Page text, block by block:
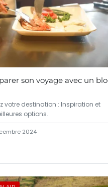
son voyage avec un
votre destination : Inspiration et
options.
2024